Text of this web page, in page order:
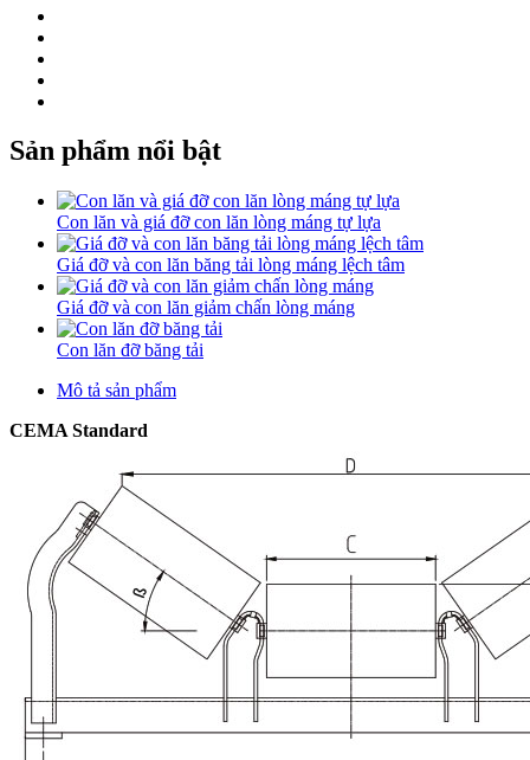
Sản phẩm nổi bật
Con lăn và giá đỡ con lăn lòng máng tự lựa
Giá đỡ và con lăn băng tải lòng máng lệch tâm
Giá đỡ và con lăn giảm chấn lòng máng
Con lăn đỡ băng tải
Mô tả sản phẩm
CEMA Standard